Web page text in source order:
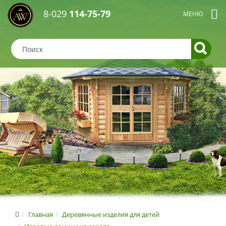
8-029 114-75-79
Главная
Деревянные изделия для детей